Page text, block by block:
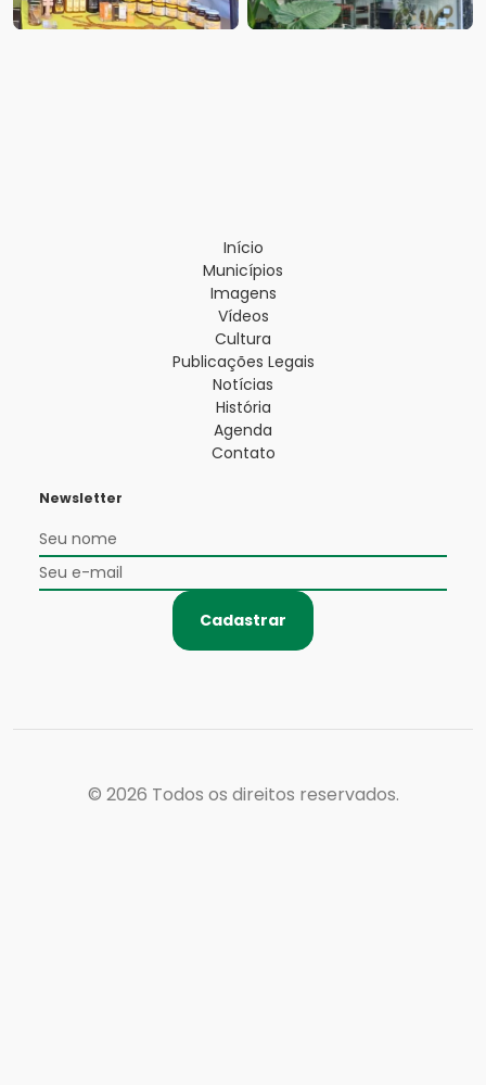
Início
Municípios
Imagens
Vídeos
Cultura
Publicações Legais
Notícias
História
Agenda
Contato
Newsletter
Cadastrar
© 2026 Todos os direitos reservados.